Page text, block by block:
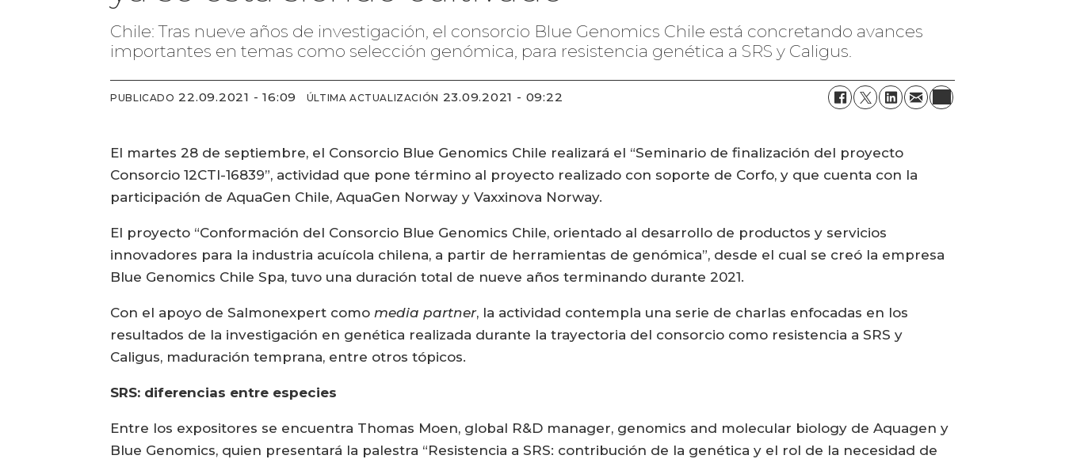
Chile: Tras nueve años de investigación, el consorcio Blue Genomics Chile está concretando avances
importantes en temas como selección genómica, para resistencia genética a SRS y Caligus.
PUBLICADO 22.09.2021 - 16:09 ÚLTIMA ACTUALIZACIÓN 23.09.2021 - 09:22
El martes 28 de septiembre, el Consorcio Blue Genomics Chile realizará el “Seminario de finalización del proyecto
Consorcio 12CTI-16839”, actividad que pone término al proyecto realizado con soporte de Corfo, y que cuenta con la
participación de AquaGen Chile, AquaGen Norway y Vaxxinova Norway.
El proyecto “Conformación del Consorcio Blue Genomics Chile, orientado al desarrollo de productos y servicios
innovadores para la industria acuícola chilena, a partir de herramientas de genómica”, desde el cual se creó la empresa
Blue Genomics Chile Spa, tuvo una duración total de nueve años terminando durante 2021.
Con el apoyo de Salmonexpert comomedia partner, la actividad contempla una serie de charlas enfocadas en los
resultados de la investigación en genética realizada durante la trayectoria del consorcio como resistencia a SRS y
Caligus, maduración temprana, entre otros tópicos.
SRS: diferencias entre especies
Entre los expositores se encuentra Thomas Moen, global R&D manager, genomics and molecular biology de Aquagen y
Blue Genomics, quien presentará la palestra “Resistencia a SRS: contribución de la genética y el rol de la necesidad de